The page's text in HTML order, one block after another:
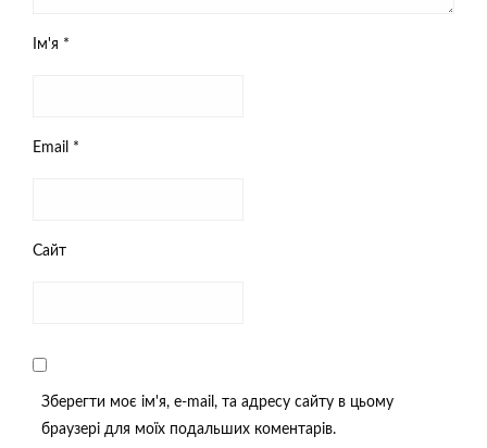
Ім'я *
Email *
Сайт
Зберегти моє ім'я, e-mail, та адресу сайту в цьому
браузері для моїх подальших коментарів.